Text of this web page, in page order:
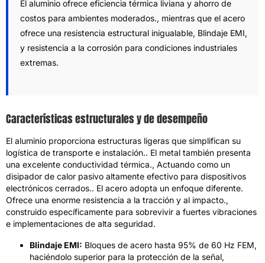
El aluminio ofrece eficiencia térmica liviana y ahorro de
costos para ambientes moderados., mientras que el acero
ofrece una resistencia estructural inigualable, Blindaje EMI,
y resistencia a la corrosión para condiciones industriales
extremas.
Características estructurales y de desempeño
El aluminio proporciona estructuras ligeras que simplifican su
logística de transporte e instalación.. El metal también presenta
una excelente conductividad térmica., Actuando como un
disipador de calor pasivo altamente efectivo para dispositivos
electrónicos cerrados.. El acero adopta un enfoque diferente.
Ofrece una enorme resistencia a la tracción y al impacto.,
construido específicamente para sobrevivir a fuertes vibraciones
e implementaciones de alta seguridad.
Blindaje EMI: Bloques de acero hasta 95% de 60 Hz FEM,
haciéndolo superior para la protección de la señal,